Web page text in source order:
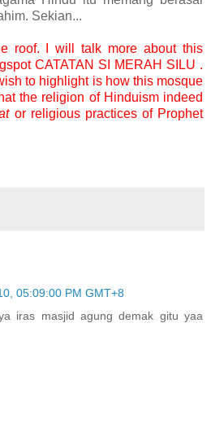
Sekian...
roof. I will talk more about this
CATATAN SI MERAH SILU .
to highlight is how this mosque
the religion of Hinduism indeed
or religious practices of Prophet
05:09:00 PM GMT+8
iras masjid agung demak gitu yaa